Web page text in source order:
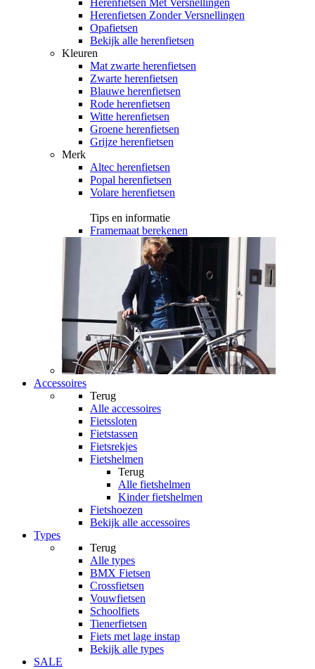
Herenfietsen Met Versnellingen
Herenfietsen Zonder Versnellingen
Opafietsen
Bekijk alle herenfietsen
Kleuren
Mat zwarte herenfietsen
Zwarte herenfietsen
Blauwe herenfietsen
Rode herenfietsen
Witte herenfietsen
Groene herenfietsen
Grijze herenfietsen
Merk
Altec herenfietsen
Popal herenfietsen
Volare herenfietsen
Tips en informatie
Framemaat berekenen
Accessoires
Terug
Alle accessoires
Fietssloten
Fietstassen
Fietsrekjes
Fietshelmen
Terug
Alle fietshelmen
Kinder fietshelmen
Fietshoezen
Bekijk alle accessoires
Types
Terug
Alle types
BMX Fietsen
Crossfietsen
Vouwfietsen
Schoolfiets
Tienerfietsen
Fiets met lage instap
Bekijk alle types
SALE